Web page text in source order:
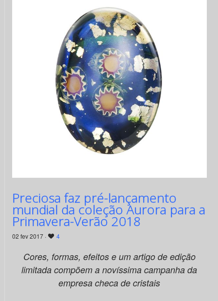
Preciosa faz pré-lançamento
mundial da coleção Aurora para a
Primavera-Verão 2018
02 fev 2017 · 4
Cores, formas, efeitos e um artigo de edição
limitada compõem a novíssima campanha da
empresa checa de cristais